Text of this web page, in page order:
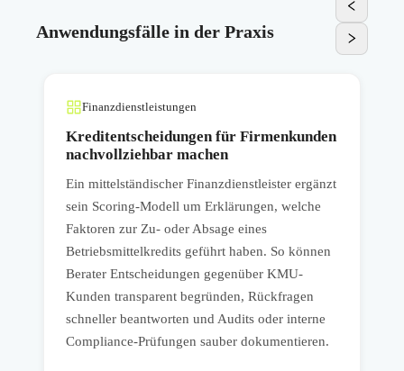
Anwendungsfälle in der Praxis
Finanzdienstleistungen
Kreditentscheidungen für Firmenkunden
nachvollziehbar machen
Ein mittelständischer Finanzdienstleister ergänzt
sein Scoring-Modell um Erklärungen, welche
Faktoren zur Zu- oder Absage eines
Betriebsmittelkredits geführt haben. So können
Berater Entscheidungen gegenüber KMU-
Kunden transparent begründen, Rückfragen
schneller beantworten und Audits oder interne
Compliance-Prüfungen sauber dokumentieren.